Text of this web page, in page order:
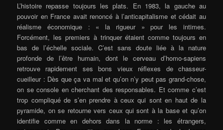
L’histoire repasse toujours les plats. En 1983, la gauche au
pouvoir en France avait renoncé à l’anticapitalisme et cédait au
réalisme économique : « la rigueur » pour les intimes.
Forcément, les premiers à trinquer étaient comme toujours en
bas de l’échelle sociale. C’est sans doute liée à la nature
profonde de l’être humain, dont le cerveau d’homo-sapiens
retrouve rapidement ses bons vieux réflexes de chasseur-
cueilleur : Dès que ça va mal et qu’on n’y peut pas grand-chose,
on se console en cherchant des responsables. Et comme c’est
trop compliqué de s’en prendre à ceux qui sont en haut de la
pyramide, on se retourne vers ceux qui sont à la base et qu’on
identifie comme en dehors dans la norme : les étrangers,